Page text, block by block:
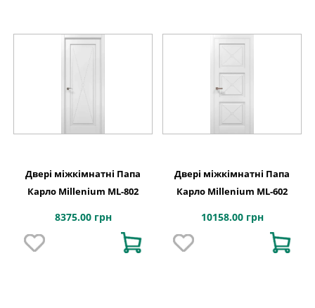
Двері міжкімнатні Папа
Карло Millenium ML-802
8375.00 грн
Двері міжкімнатні Папа
Карло Millenium ML-602
10158.00 грн